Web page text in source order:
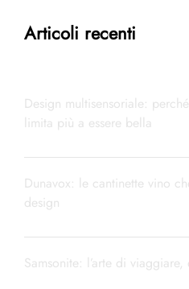
Articoli recenti
Design multisensoriale:
limita più a essere bella
Dunavox: le cantinette vino
design
Samsonite: l’arte di